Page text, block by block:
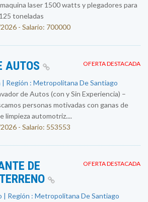
laser 1500 watts y plegadores para
toneladas
- Salario: 700000
OFERTA DESTACADA
AUTOS
| Región : Metropolitana De Santiago
de Autos (con y Sin Experiencia) –
personas motivadas con ganas de
limpieza automotriz....
- Salario: 553553
OFERTA DESTACADA
DE
| Región : Metropolitana De Santiago